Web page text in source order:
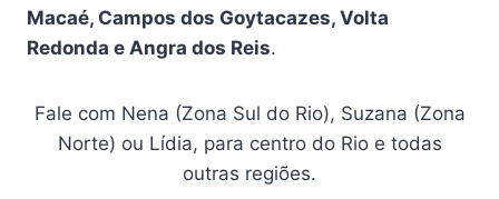
Macaé, Campos dos Goytacazes, Volta
Redonda e Angra dos Reis.
Fale com Nena (Zona Sul do Rio), Suzana (Zona
Norte) ou Lídia, para centro do Rio e todas
outras regiões.